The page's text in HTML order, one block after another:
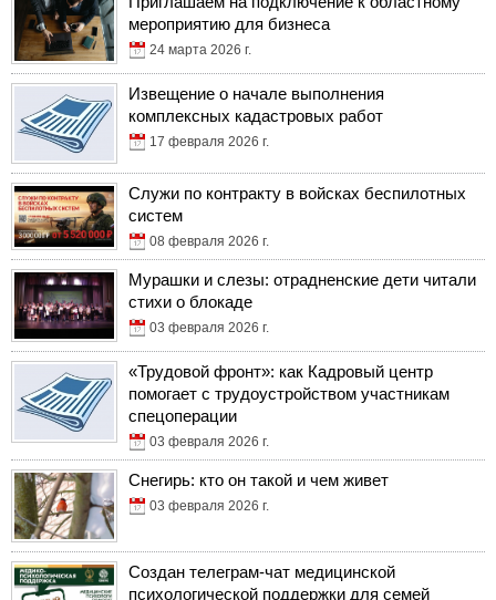
мероприятию для бизнеса
24 марта 2026 г.
Извещение о начале выполнения
комплексных кадастровых работ
17 февраля 2026 г.
Служи по контракту в войсках беспилотных
систем
08 февраля 2026 г.
Мурашки и слезы: отрадненские дети читали
стихи о блокаде
03 февраля 2026 г.
«Трудовой фронт»: как Кадровый центр
помогает с трудоустройством участникам
спецоперации
03 февраля 2026 г.
Снегирь: кто он такой и чем живет
03 февраля 2026 г.
Создан телеграм-чат медицинской
психологической поддержки для семей